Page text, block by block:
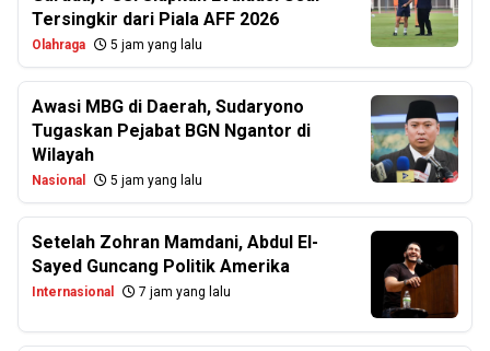
Tersingkir dari Piala AFF 2026
Olahraga 5 jam yang lalu
Awasi MBG di Daerah, Sudaryono
Tugaskan Pejabat BGN Ngantor di
Wilayah
Nasional 5 jam yang lalu
Setelah Zohran Mamdani, Abdul El-
Sayed Guncang Politik Amerika
Internasional 7 jam yang lalu